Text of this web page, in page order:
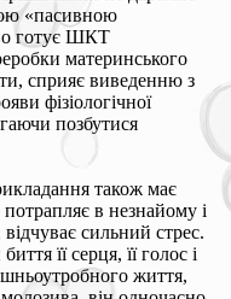
«пасивною
готує ШКТ
материнського
сприяє виведенню з
фізіологічної
позбутися
також має
в незнайому і
сильний стрес.
її серця, її голос і
життя,